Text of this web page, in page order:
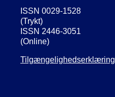
ISSN 0029-1528
(Trykt)
ISSN 2446-3051
(Online)
Tilgængelighedserklæring